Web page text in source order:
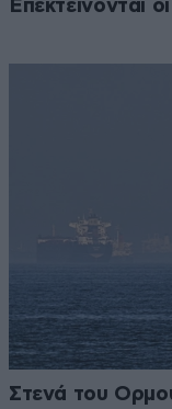
Επεκτείνονται
Στενά του